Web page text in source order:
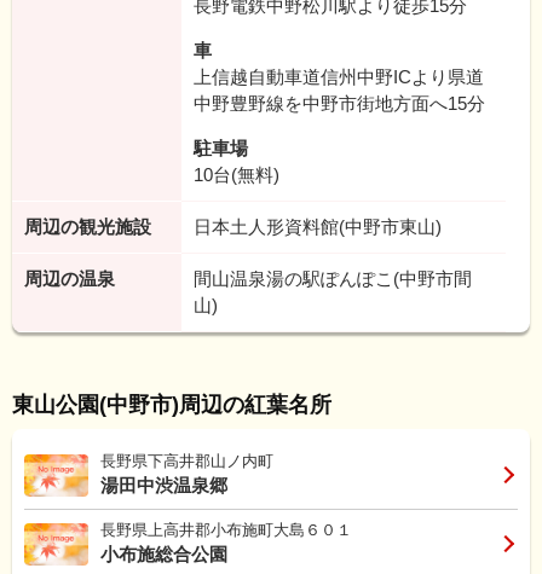
長野電鉄中野松川駅より徒歩15分
車
上信越自動車道信州中野ICより県道
中野豊野線を中野市街地方面へ15分
駐車場
10台(無料)
周辺の観光施設 日本土人形資料館(中野市東山)
周辺の温泉
間山温泉湯の駅ぽんぽこ(中野市間
山)
東山公園(中野市)周辺の紅葉名所
長野県下高井郡山ノ内町
湯田中渋温泉郷
長野県上高井郡小布施町大島６０１
小布施総合公園